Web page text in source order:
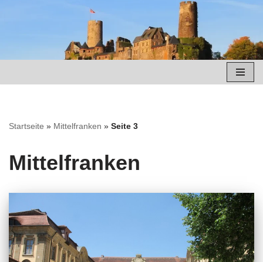
springen
Startseite » Mittelfranken » Seite 3
Mittelfranken